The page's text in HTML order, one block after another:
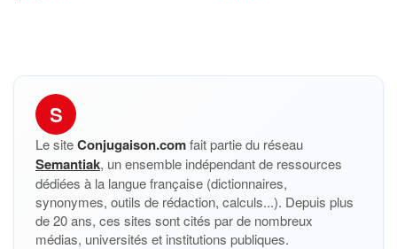
S
Le siteConjugaison.comfait partie du réseau
Semantiak, un ensemble indépendant de ressources
dédiées à la langue française (dictionnaires,
synonymes, outils de rédaction, calculs...). Depuis plus
de 20 ans, ces sites sont cités par de nombreux
médias, universités et institutions publiques.